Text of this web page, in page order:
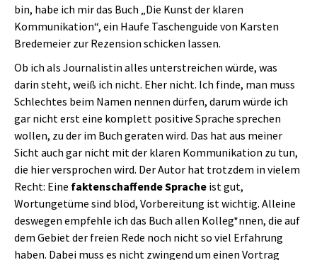
bin, habe ich mir das Buch „Die Kunst der klaren
Kommunikation“, ein Haufe Taschenguide von Karsten
Bredemeier zur Rezension schicken lassen.
Ob ich als Journalistin alles unterstreichen würde, was
darin steht, weiß ich nicht. Eher nicht. Ich finde, man muss
Schlechtes beim Namen nennen dürfen, darum würde ich
gar nicht erst eine komplett positive Sprache sprechen
wollen, zu der im Buch geraten wird. Das hat aus meiner
Sicht auch gar nicht mit der klaren Kommunikation zu tun,
die hier versprochen wird. Der Autor hat trotzdem in vielem
Recht: Eine faktenschaffende Sprache ist gut,
Wortungetüme sind blöd, Vorbereitung ist wichtig. Alleine
deswegen empfehle ich das Buch allen Kolleg*nnen, die auf
dem Gebiet der freien Rede noch nicht so viel Erfahrung
haben. Dabei muss es nicht zwingend um einen Vortrag